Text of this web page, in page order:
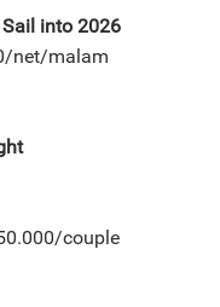
into 2026
net/malam
couple